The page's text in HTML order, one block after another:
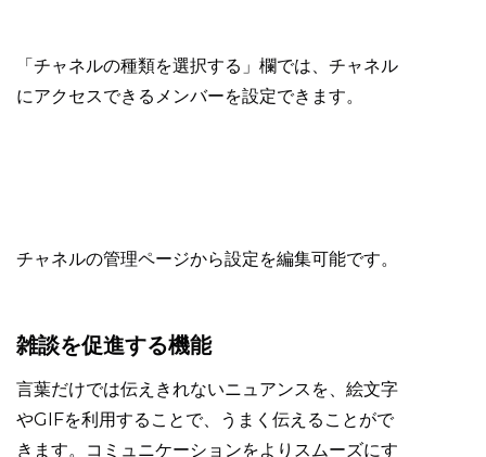
「チャネルの種類を選択する」欄では、チャネル
にアクセスできるメンバーを設定できます。
チャネルの管理ページから設定を編集可能です。
雑談を促進する機能
言葉だけでは伝えきれないニュアンスを、絵文字
やGIFを利用することで、うまく伝えることがで
きます。コミュニケーションをよりスムーズにす